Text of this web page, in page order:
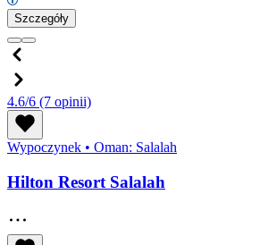
Szczegóły
4.6/6 (7 opinii)
Wypoczynek • Oman: Salalah
Hilton Resort Salalah